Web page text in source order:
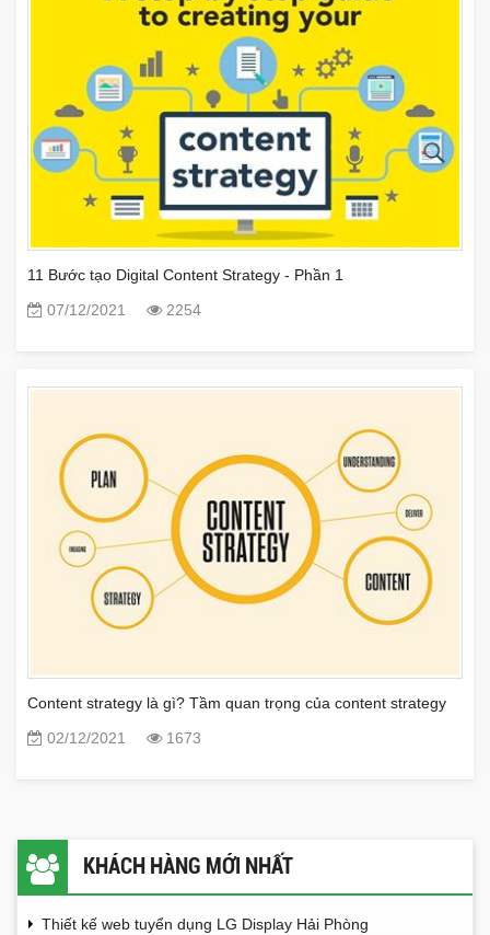
11 Bước tạo Digital Content Strategy - Phần 1
07/12/2021
2254
Content strategy là gì? Tầm quan trọng của content strategy
02/12/2021
1673
KHÁCH HÀNG MỚI NHẤT
Thiết kế web tuyển dụng LG Display Hải Phòng